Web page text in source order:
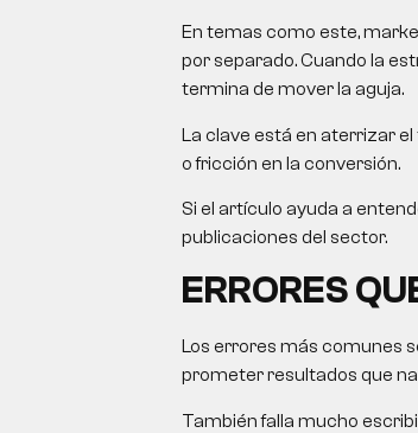
En temas como este,
por separado. Cuando la
termina de mover la aguja.
La clave está en aterrizar
o fricción en la conversión.
Si el artículo ayuda a
publicaciones del sector.
ERRORES
Los errores más comunes
prometer resultados que
También falla mucho